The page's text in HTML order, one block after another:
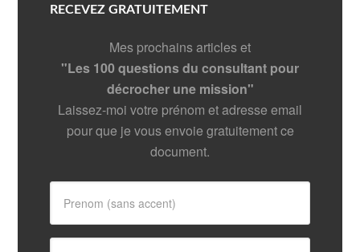
RECEVEZ GRATUITEMENT
Mes prochains articles et
"Les 100 questions du consultant pour
décrocher une mission"
Laissez-moi votre prénom et adresse email
pour que je vous envoie gratuitement ce
document.